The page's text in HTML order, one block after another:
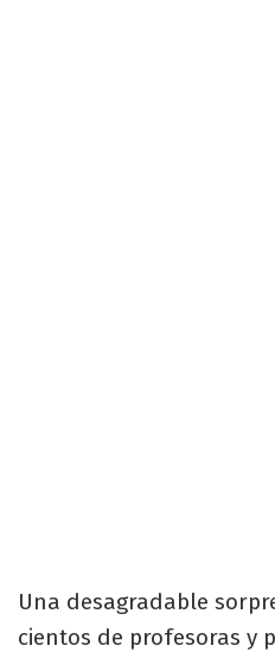
Una desagradable
cientos de profesoras y